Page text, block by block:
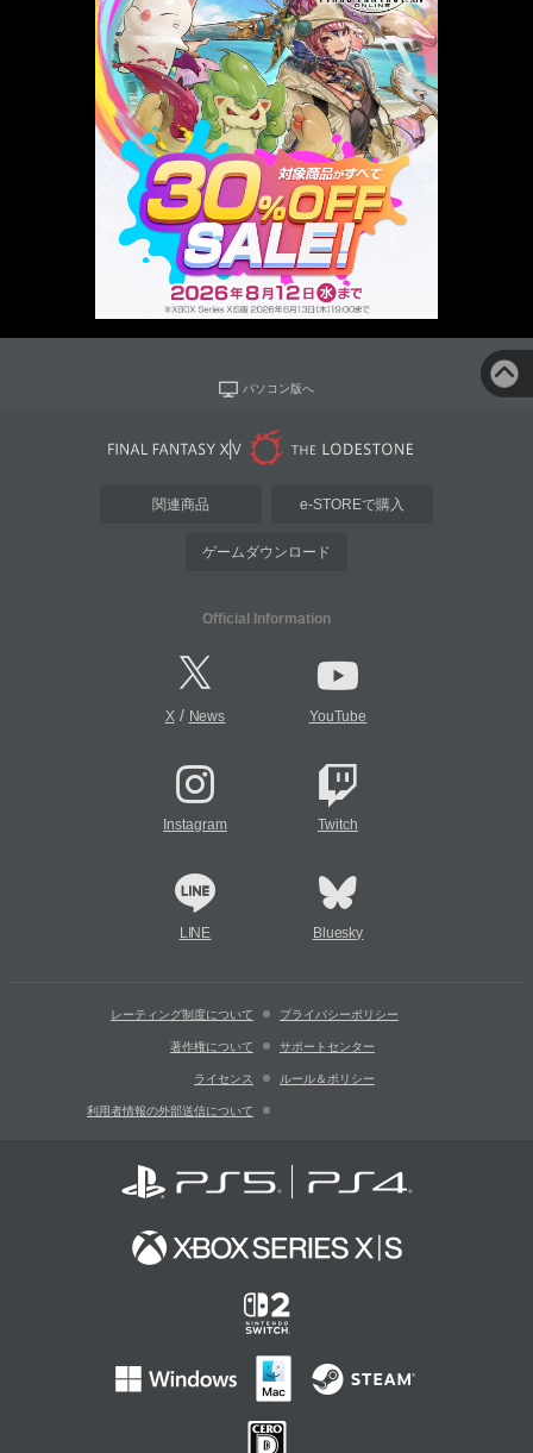
パソコン版へ
関連商品 e-STOREで購入
ゲームダウンロード
Official Information
X/ News YouTube
Instagram Twitch
LINE Bluesky
レーティング制度について プライバシーポリシー
著作権について サポートセンター
ライセンス ルール＆ポリシー
利用者情報の外部送信について